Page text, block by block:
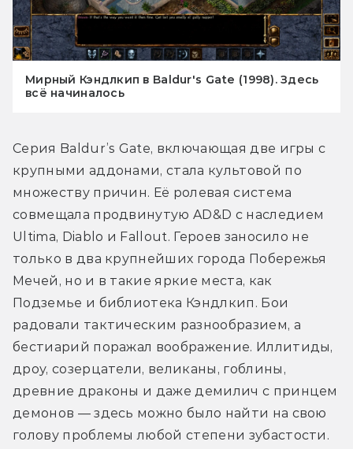
Мирный Кэндлкип в Baldur's Gate (1998). Здесь
всё начиналось
Серия Baldur’s Gate, включающая две игры с
крупными аддонами, стала культовой по
множеству причин. Её ролевая система
совмещала продвинутую AD&D с наследием
Ultima, Diablo и Fallout. Героев заносило не
только в два крупнейших города Побережья
Мечей, но и в такие яркие места, как
Подземье и библиотека Кэндлкип. Бои
радовали тактическим разнообразием, а
бестиарий поражал воображение. Иллитиды,
дроу, созерцатели, великаны, гоблины,
древние драконы и даже демилич с принцем
демонов — здесь можно было найти на свою
голову проблемы любой степени зубастости.